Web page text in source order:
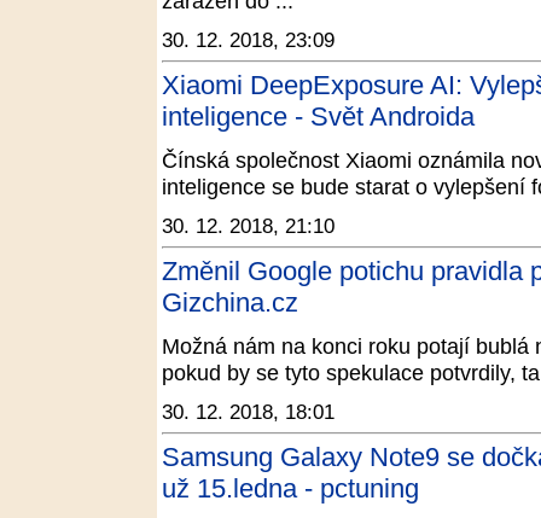
30. 12. 2018, 23:09
Xiaomi DeepExposure AI:
inteligence - Svět Androida
Čínská společnost Xiaomi oznámila
inteligence se bude starat o vylepšení
30. 12. 2018, 21:10
Změnil Google potichu pravidla
Gizchina.cz
Možná nám na konci roku potají
pokud by se tyto spekulace potvrdily,
30. 12. 2018, 18:01
Samsung Galaxy Note9 se
už 15.ledna - pctuning